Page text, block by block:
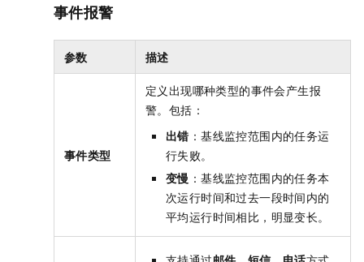
事件报警
参数 描述
事件类型
定义出现哪种类型的事件会产生报
警。包括：
出错 ：基线监控范围内的任务运
行失败。
变慢 ：基线监控范围内的任务本
次运行时间和过去一段时间内的
平均运行时间相比，明显变长。